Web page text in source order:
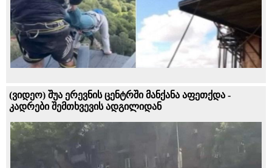
(ვიდეო) შუა ერევნის ცენტრში მანქანა აფეთქდა -
კადრები შემთხვევის ადგილიდან